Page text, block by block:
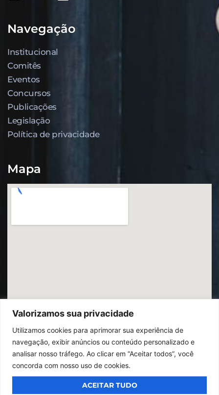
Valorizamos sua privacidade
Utilizamos cookies para aprimorar sua experiência de
navegação, exibir anúncios ou conteúdo personalizado e
analisar nosso tráfego. Ao clicar em “Aceitar todos”, você
concorda com nosso uso de cookies.
ACEITAR TUDO
Navegação
Institucional
Comitês
Eventos
Concursos
Publicações
Legislação
Política de privacidade
Mapa
Todos os direitos reservados,